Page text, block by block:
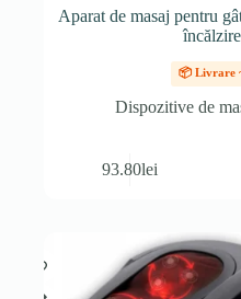
Aparat de masaj pentru
📦 Livrare
Dispozitive de
93.80lei